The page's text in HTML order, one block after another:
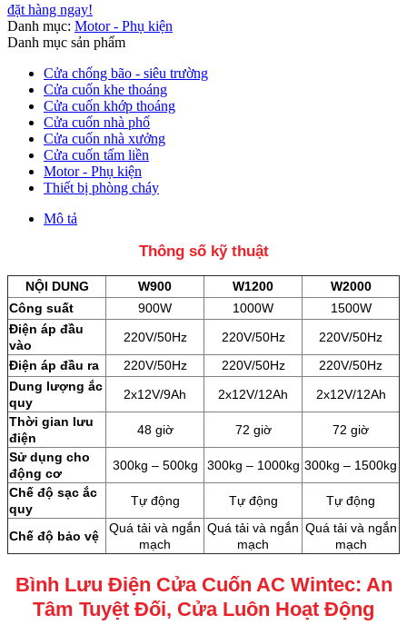
đặt hàng ngay!
Danh mục: Motor - Phụ kiện
Danh mục sản phẩm
Cửa chống bão - siêu trường
Cửa cuốn khe thoáng
Cửa cuốn khớp thoáng
Cửa cuốn nhà phố
Cửa cuốn nhà xưởng
Cửa cuốn tấm liền
Motor - Phụ kiện
Thiết bị phòng cháy
Mô tả
Thông số kỹ thuật
NỘI DUNG W900 W1200
W2000
Công suất
900W 1000W
1500W
Điện áp đầu
vào
220V/50Hz 220V/50Hz
220V/50Hz
Điện áp đầu ra
220V/50Hz 220V/50Hz
220V/50Hz
Dung lượng ắc
quy
2x12V/9Ah 2x12V/12Ah
2x12V/12Ah
Thời gian lưu
điện
48 giờ 72 giờ
72 giờ
Sử dụng cho
động cơ
300kg – 500kg 300kg – 1000kg 300kg – 1500kg
Chế độ sạc ắc
quy
Tự động Tự động Tự động
Chế độ bảo vệ
Quá tải và ngắn
mạch
Quá tải và ngắn
mạch
Quá tải và ngắn
mạch
Bình Lưu Điện Cửa Cuốn AC Wintec: An
Tâm Tuyệt Đối, Cửa Luôn Hoạt Động